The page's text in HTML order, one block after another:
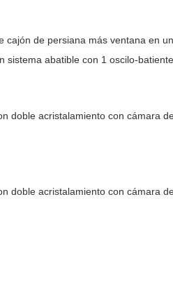
de persiana más ventana en
abatible con 1 oscilo-
doble acristalamiento con cámara
doble acristalamiento con cámara